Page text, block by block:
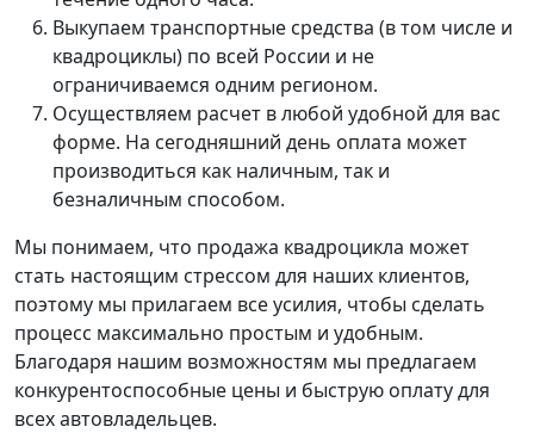
Выкупаем транспортные средства (в том числе и
квадроциклы) по всей России и не
ограничиваемся одним регионом.
Осуществляем расчет в любой удобной для вас
форме. На сегодняшний день оплата может
производиться как наличным, так и
безналичным способом.
Мы понимаем, что продажа квадроцикла может
стать настоящим стрессом для наших клиентов,
поэтому мы прилагаем все усилия, чтобы сделать
процесс максимально простым и удобным.
Благодаря нашим возможностям мы предлагаем
конкурентоспособные цены и быструю оплату для
всех автовладельцев.